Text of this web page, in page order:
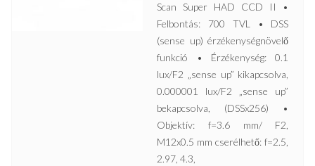
Scan Super HAD CCD II •
Felbontás: 700 TVL • DSS
(sense up) érzékenységnövelő
funkció • Érzékenység: 0.1
lux/F2 „sense up” kikapcsolva,
0.000001 lux/F2 „sense up”
bekapcsolva, (DSSx256) •
Objektív: f=3.6 mm/ F2,
M12x0.5 mm cserélhető: f=2.5,
2.97, 4.3,